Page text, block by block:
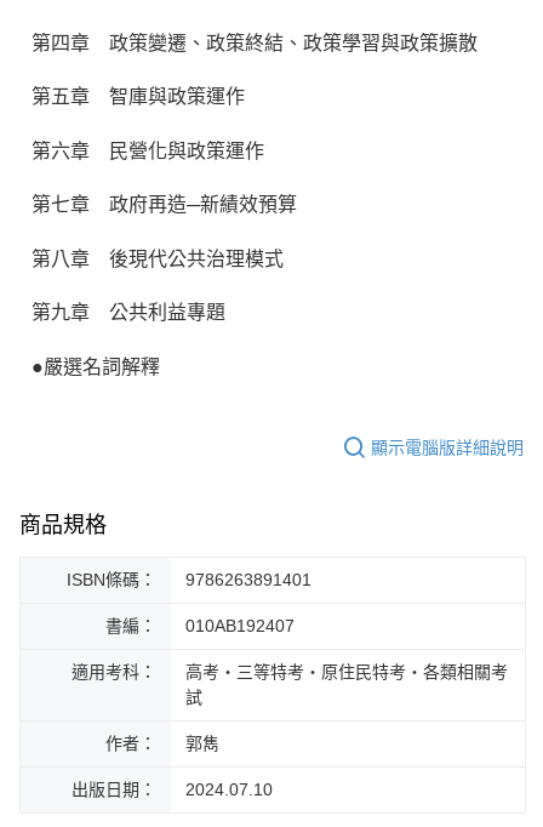
第四章 政策變遷、政策終結、政策學習與政策擴散
第五章 智庫與政策運作
第六章 民營化與政策運作
第七章 政府再造─新績效預算
第八章 後現代公共治理模式
第九章 公共利益專題
●嚴選名詞解釋
顯示電腦版詳細說明
商品規格
ISBN條碼： 9786263891401
書編： 010AB192407
適用考科：
高考‧三等特考‧原住民特考‧各類相關考
試
作者： 郭雋
出版日期： 2024.07.10